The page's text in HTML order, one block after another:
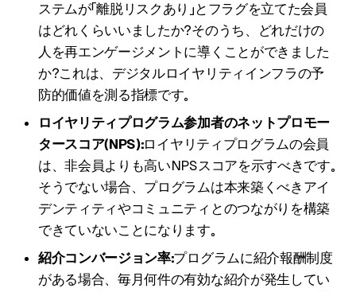
ステムが「離脱リスクあり」とフラグを立てた会員
はどれくらいいましたか？そのうち、どれだけの
人を再エンゲージメントに導くことができました
か？これは、デジタルロイヤリティインフラの予
防的価値を測る指標です。
ロイヤリティプログラム参加者のネットプロモー
タースコア（NPS）：ロイヤリティプログラムの会員
は、非会員よりも高いNPSスコアを示すべきです。
そうでない場合、プログラムは本来築くべきアイ
デンティティやコミュニティとのつながりを構築
できていないことになります。
紹介コンバージョン率：プログラムに紹介報酬制度
がある場合、毎月何件の有効な紹介が発生してい